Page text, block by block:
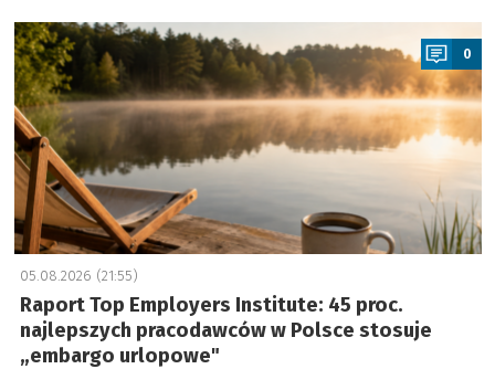
a
0
05.08.2026 (21:55)
Raport Top Employers Institute: 45 proc.
najlepszych pracodawców w Polsce stosuje
„embargo urlopowe"